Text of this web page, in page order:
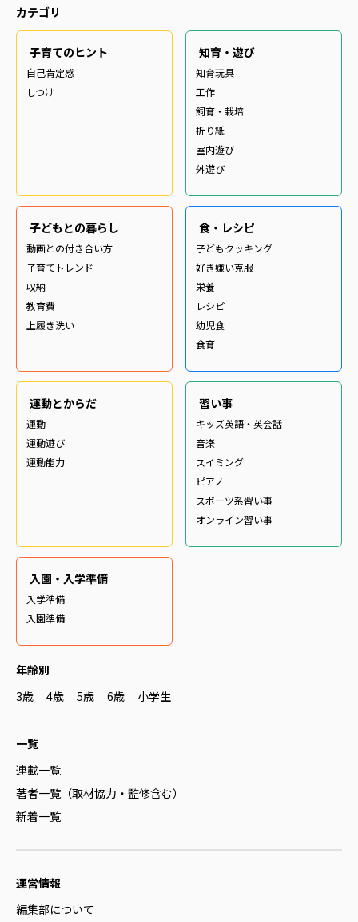
カテゴリ
子育てのヒント
自己肯定感
しつけ
知育・遊び
知育玩具
工作
飼育・栽培
折り紙
室内遊び
外遊び
子どもとの暮らし
動画との付き合い方
子育てトレンド
収納
教育費
上履き洗い
食・レシピ
子どもクッキング
好き嫌い克服
栄養
レシピ
幼児食
食育
運動とからだ
運動
運動遊び
運動能力
習い事
キッズ英語・英会話
音楽
スイミング
ピアノ
スポーツ系習い事
オンライン習い事
入園・入学準備
入学準備
入園準備
年齢別
3歳
4歳 5歳 6歳 小学生
一覧
連載一覧
著者一覧（取材協力・監修含む）
新着一覧
運営情報
編集部について